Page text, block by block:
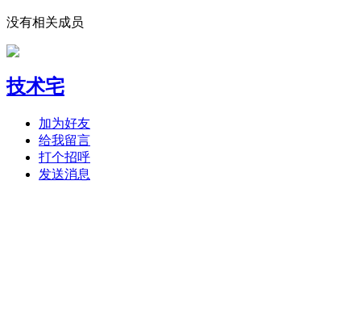
没有相关成员
技术宅
加为好友
给我留言
打个招呼
发送消息